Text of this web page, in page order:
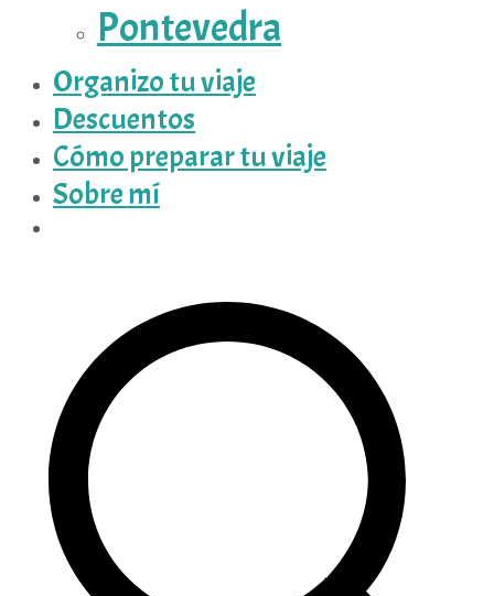
Pontevedra
Organizo tu viaje
Descuentos
Cómo preparar tu viaje
Sobre mí